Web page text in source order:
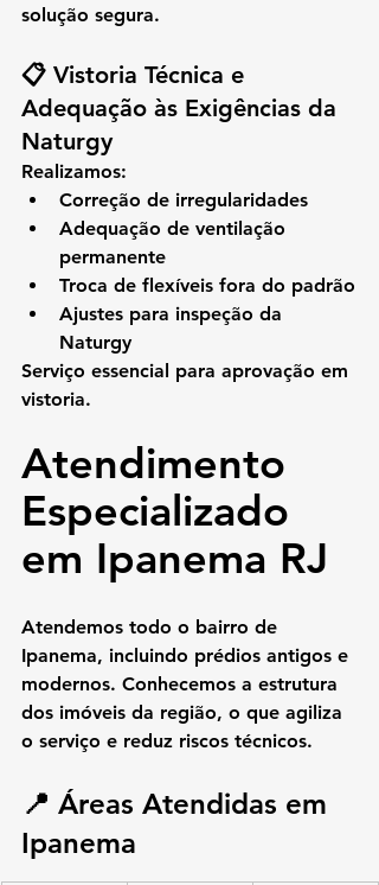
solução segura.
📋 Vistoria Técnica e
Adequação às Exigências da
Naturgy
Realizamos:
Correção de irregularidades
Adequação de ventilação
permanente
Troca de flexíveis fora do padrão
Ajustes para inspeção da
Naturgy
Serviço essencial para aprovação em
vistoria.
Atendimento
Especializado
em Ipanema RJ
Atendemos todo o bairro de
Ipanema, incluindo prédios antigos e
modernos. Conhecemos a estrutura
dos imóveis da região, o que agiliza
o serviço e reduz riscos técnicos.
📍 Áreas Atendidas em
Ipanema